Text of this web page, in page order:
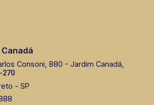
Consoni, 880 - Jardim Canadá,
270
- SP